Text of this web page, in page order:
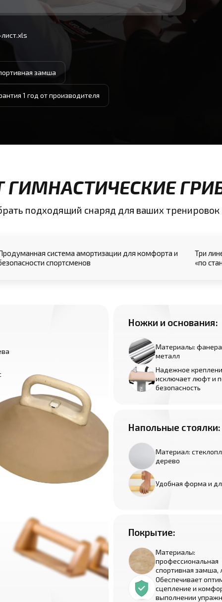
замша
1 год от производителя
ГИМНАСТИЧЕСКИЕ
подходящий снаряд для ваших тренировок
система амортизации для комфорта и
спортсменов
Три
«по
Ножки и основания:
Материалы:
металл
Надежное
исключает люфт и
безопасность
Напольные стоялки:
Материал:
дерево
Удобная форма и
Покрытие:
Материалы:
профессиональная
спортивная замша,
Обеспечивает
сцепление и
выполнении